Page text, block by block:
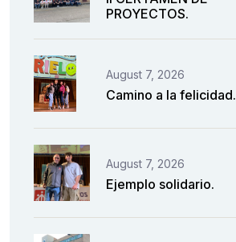
PROYECTOS.
August 7, 2026
Camino a la felicidad.
August 7, 2026
Ejemplo solidario.